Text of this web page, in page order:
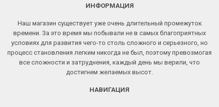
ИНФОРМАЦИЯ
Наш магазин существует уже очень длительный промежуток
времени. За это время мы побывали не в самых благоприятных
условиях для развития чего-то столь сложного и серьезного, но
процесс становления легким никогда не был, поэтому превозмогая
все сложности и затруднения, каждый день мы верили, что
достигнем желаемых высот.
НАВИГАЦИЯ